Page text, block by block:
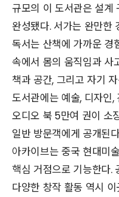
규모의 이 도서관은 설계
완성됐다. 서가는 완만한
독서는 산책에 가까운 경
속에서 몸의 움직임과 사
책과 공간, 그리고 자기
도서관에는 예술, 디자인
오디오 북 5만여 권이 소
일반 방문객에게 공개된
아카이브는 중국 현대미
핵심 거점으로 기능한다.
다양한 창작 활동 역시